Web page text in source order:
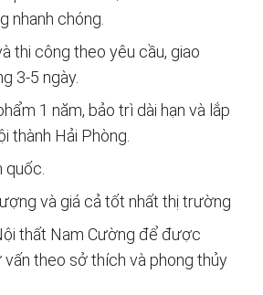
nhanh chóng.
thi công theo yêu cầu, giao
3-5 ngày.
1 năm, bảo trì dài hạn và lắp
thành Hải Phòng.
quốc.
và giá cả tốt nhất thị trường
thất Nam Cường để được
vấn theo sở thích và phong thủy